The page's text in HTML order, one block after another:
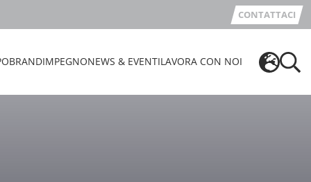
CONTATTACI
BRANDIMPEGNONEWS & EVENTILAVORA CON NOI